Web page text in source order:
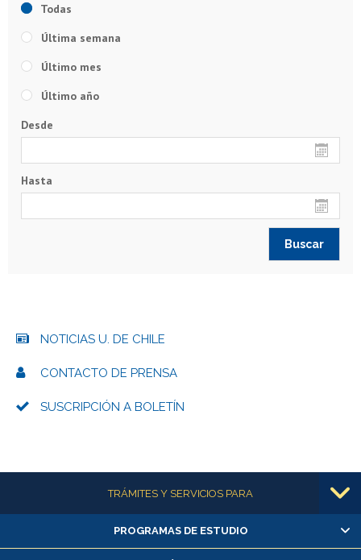
Todas
Última semana
Último mes
Último año
Desde
Hasta
NOTICIAS U. DE CHILE
CONTACTO DE PRENSA
SUSCRIPCIÓN A BOLETÍN
Más informaciónTRÁMITES Y SERVICIOS PARA
Alumnas/os y exalumnas/os
PROGRAMAS DE ESTUDIO